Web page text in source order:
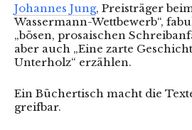
Johannes Jung, Preisträger
Wassermann-Wettbewerb“,
„bösen, prosaischen
aber auch „Eine zarte
Unterholz“ erzählen.
Ein Büchertisch macht die
greifbar.